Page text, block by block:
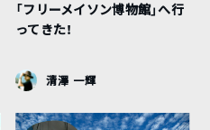
「フリーメイソン博物館」へ行
ってきた！
清澤 一輝